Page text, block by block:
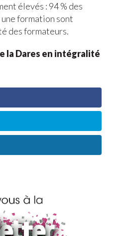
élevés : 94 % des
formation sont
des formateurs.
la Dares en intégralité